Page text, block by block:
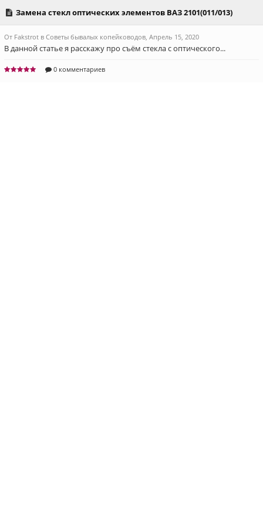
Замена cтекл оптических элементов ВАЗ 2101(011/013)
От Fakstrot в Советы бывалых копейководов, Апрель 15, 2020
В данной статье я расскажу про съём стекла с оптического...
0 комментариев